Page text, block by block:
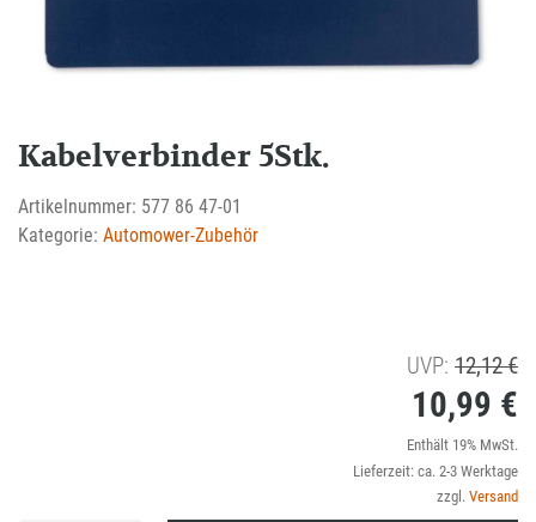
Kabelverbinder 5Stk.
Artikelnummer: 577 86 47-01
Kategorie: Automower-Zubehör
UVP: 12,12€
10,99 €
Enthält 19% MwSt.
Lieferzeit: ca. 2-3 Werktage
zzgl. Versand